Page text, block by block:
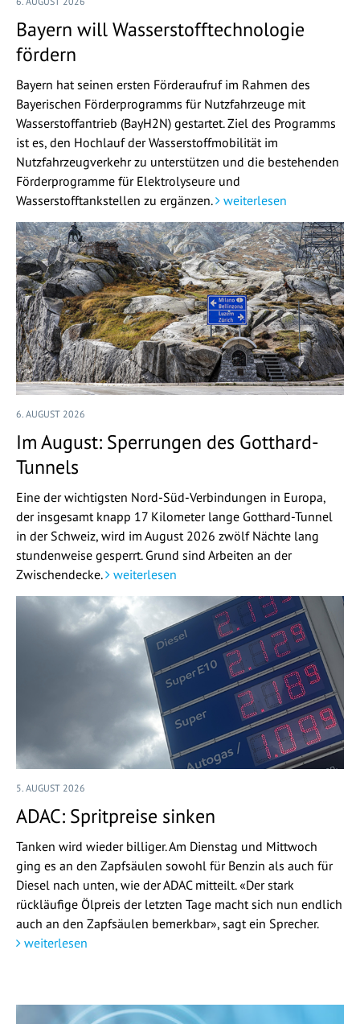
Bayern will Wasserstofftechnologie
fördern
Bayern hat seinen ersten Förderaufruf im Rahmen des
Bayerischen Förderprogramms für Nutzfahrzeuge mit
Wasserstoffantrieb (BayH2N) gestartet. Ziel des Programms
ist es, den Hochlauf der Wasserstoffmobilität im
Nutzfahrzeugverkehr zu unterstützen und die bestehenden
Förderprogramme für Elektrolyseure und
Wasserstofftankstellen zu ergänzen.
weiterlesen
6. AUGUST 2026
Im August: Sperrungen des Gotthard-
Tunnels
Eine der wichtigsten Nord-Süd-Verbindungen in Europa,
der insgesamt knapp 17 Kilometer lange Gotthard-Tunnel
in der Schweiz, wird im August 2026 zwölf Nächte lang
stundenweise gesperrt. Grund sind Arbeiten an der
Zwischendecke.
weiterlesen
5. AUGUST 2026
ADAC: Spritpreise sinken
Tanken wird wieder billiger. Am Dienstag und Mittwoch
ging es an den Zapfsäulen sowohl für Benzin als auch für
Diesel nach unten, wie der ADAC mitteilt. «Der stark
rückläufige Ölpreis der letzten Tage macht sich nun endlich
auch an den Zapfsäulen bemerkbar», sagt ein Sprecher.
weiterlesen